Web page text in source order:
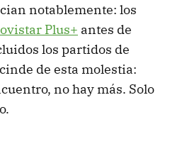
notablemente: los
Plus+ antes de
los partidos de
de esta molestia:
no hay más. Solo